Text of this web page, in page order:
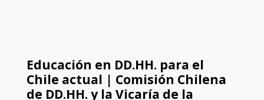
Educación en DD.HH. para el
Chile actual | Comisión Chilena
de DD.HH. y la Vicaría de la